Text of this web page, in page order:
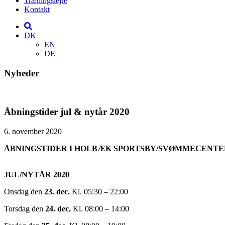
Kontakt
DK
EN
DE
Nyheder
Åbningstider jul & nytår 2020
6. november 2020
ÅBNINGSTIDER I HOLBÆK SPORTSBY/
JUL/NYTÅR 2020
Onsdag den 23. dec. Kl. 05:30 – 22:00
Torsdag den 24. dec. Kl. 08:00 – 14:00